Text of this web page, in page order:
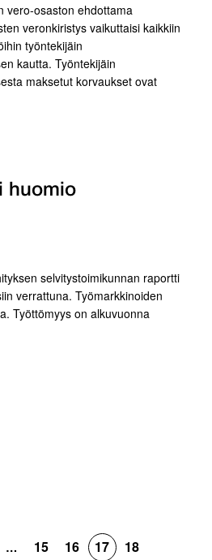
vero-osaston ehdottama
veronkiristys vaikuttaisi kaikkiin
työntekijäin
kautta. Työntekijäin
maksetut korvaukset ovat
huomio
selvitystoimikunnan raportti
verrattuna. Työmarkkinoiden
Työttömyys on alkuvuonna
… 15 16 17 18